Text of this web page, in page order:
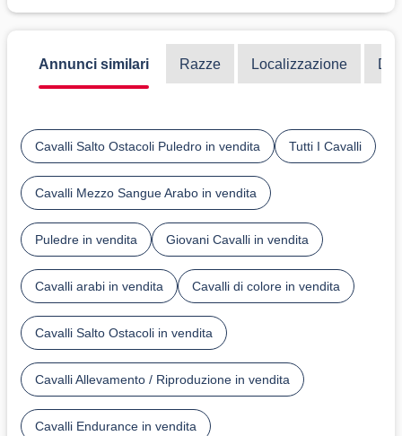
Annunci similari Razze Localizzazione
Cavalli Salto Ostacoli Puledro in vendita Tutti I Cavalli
Cavalli Mezzo Sangue Arabo in vendita
Puledre in vendita Giovani Cavalli in vendita
Cavalli arabi in vendita Cavalli di colore in vendita
Cavalli Salto Ostacoli in vendita
Cavalli Allevamento / Riproduzione in vendita
Cavalli Endurance in vendita